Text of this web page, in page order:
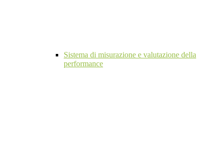
Sistema di misurazione e valutazione della
performance